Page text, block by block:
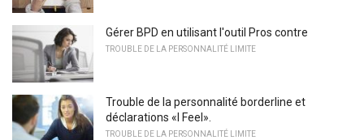
Gérer BPD en utilisant l'outil Pros contre
TROUBLE DE LA PERSONNALITÉ LIMITE
Trouble de la personnalité borderline et
déclarations «I Feel».
TROUBLE DE LA PERSONNALITÉ LIMITE